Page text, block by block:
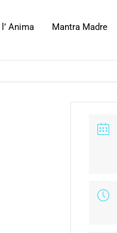
Anima Mantra Madre